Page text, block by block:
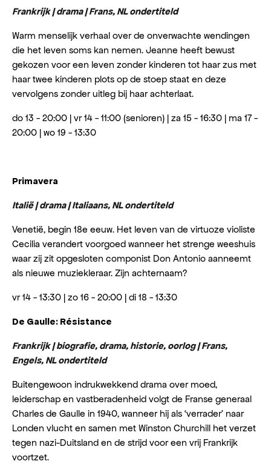
Frankrijk | drama | Frans, NL ondertiteld
Warm menselijk verhaal over de onverwachte wendingen
die het leven soms kan nemen. Jeanne heeft bewust
gekozen voor een leven zonder kinderen tot haar zus met
haar twee kinderen plots op de stoep staat en deze
vervolgens zonder uitleg bij haar achterlaat.
do 13 - 20:00 | vr 14 - 11:00 (senioren) | za 15 - 16:30 | ma 17 -
20:00 | wo 19 - 13:30
Primavera
Italië | drama | Italiaans, NL ondertiteld
Venetië, begin 18e eeuw. Het leven van de virtuoze violiste
Cecilia verandert voorgoed wanneer het strenge weeshuis
waar zij zit opgesloten componist Don Antonio aanneemt
als nieuwe muziekleraar. Zijn achternaam?
vr 14 - 13:30 | zo 16 - 20:00 | di 18 - 13:30
De Gaulle: Résistance
Frankrijk | biografie, drama, historie, oorlog | Frans,
Engels, NL ondertiteld
Buitengewoon indrukwekkend drama over moed,
leiderschap en vastberadenheid volgt de Franse generaal
Charles de Gaulle in 1940, wanneer hij als ‘verrader’ naar
Londen vlucht en samen met Winston Churchill het verzet
tegen nazi-Duitsland en de strijd voor een vrij Frankrijk
voortzet.